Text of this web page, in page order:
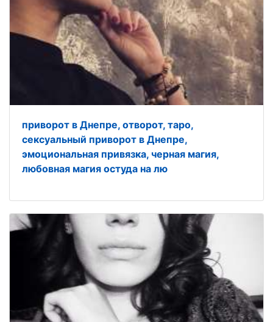
приворот в Днепре, отворот, таро,
сексуальный приворот в Днепре,
эмоциональная привязка, черная магия,
любовная магия остуда на лю